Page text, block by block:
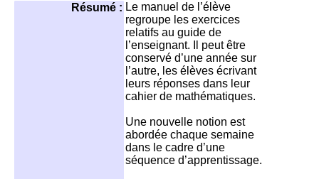
Résumé : Le manuel de l’élève
regroupe les exercices
relatifs au guide de
l’enseignant. Il peut être
conservé d’une année sur
l’autre, les élèves écrivant
leurs réponses dans leur
cahier de mathématiques.
Une nouvelle notion est
abordée chaque semaine
dans le cadre d’une
séquence d’apprentissage.